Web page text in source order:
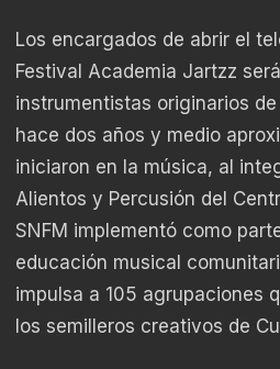
Los encargados de abrir el
Festival Academia Jartzz
instrumentistas originarios
hace dos años y medio
iniciaron en la música, al
Alientos y Percusión del
SNFM implementó como
educación musical
impulsa a 105 agrupaciones
los semilleros creativos de